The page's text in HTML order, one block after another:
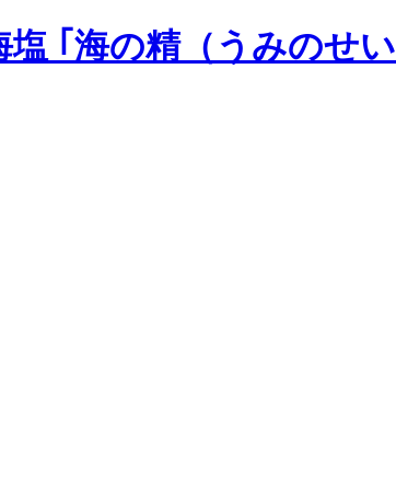
｢海の精（うみのせ